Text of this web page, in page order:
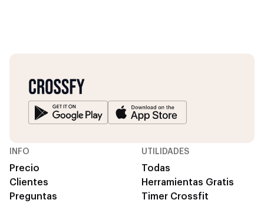
INFO
Precio
Clientes
Preguntas
UTILIDADES
Todas
Herramientas Gratis
Timer Crossfit